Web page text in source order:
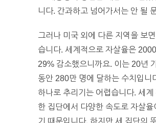
니다. 간과하고 넘어가서는 안 될
그러나 미국 외에 다른 지역을 보
습니다. 세계적으로 자살율은
29% 감소했으니까요. 이는 20년
동안 280만 명에 달하는 수치입니
하나로 추리기는 어렵습니다. 세계
한 집단에서 다양한 속도로 자살율
기 때문입니다. 하지만 세 집단의